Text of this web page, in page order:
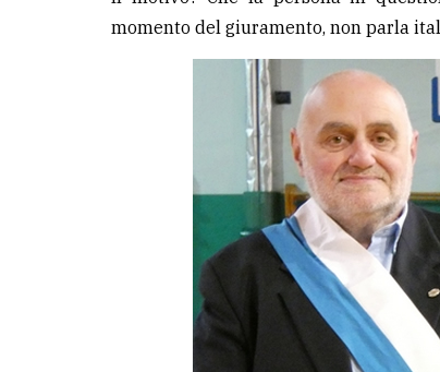
momento del giuramento, non parla